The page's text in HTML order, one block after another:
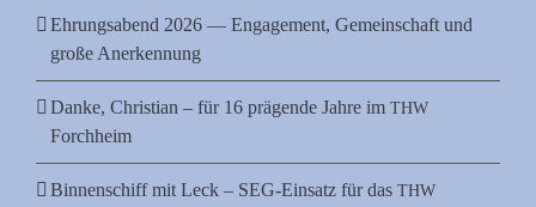
Ehrungsabend 2026 — Engagement, Gemeinschaft und
große Anerkennung
Danke, Christian – für 16 prägende Jahre im THW
Forchheim
Binnenschiff mit Leck – SEG-Einsatz für das THW